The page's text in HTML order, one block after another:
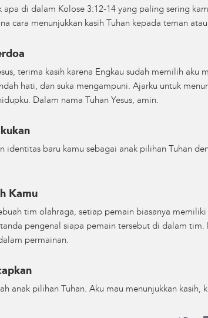
apa di dalam Kolose 3:12-14 yang paling sering
cara menunjukkan kasih Tuhan kepada teman
terima kasih karena Engkau sudah memilih
hati, dan suka mengampuni. Ajarku untuk
Dalam nama Tuhan Yesus, amin.
identitas baru kamu sebagai anak pilihan Tuhan
Kamu
tim olahraga, setiap pemain biasanya
pengenal siapa pemain tersebut di dalam
permainan.
anak pilihan Tuhan. Aku mau menunjukkan kasih,